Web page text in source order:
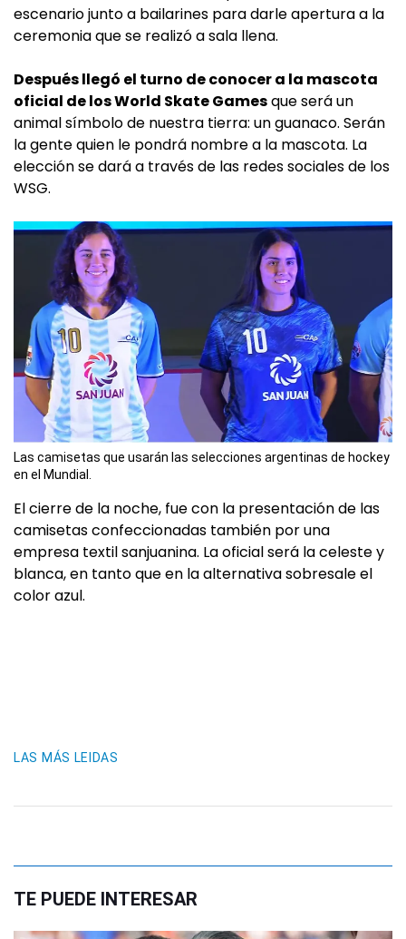
escenario junto a bailarines para darle apertura a la
ceremonia que se realizó a sala llena.
Después llegó el turno de conocer a la mascota
oficial de los World Skate Gamesque será un
animal símbolo de nuestra tierra: un guanaco. Serán
la gente quien le pondrá nombre a la mascota. La
elección se dará a través de las redes sociales de los
WSG.
Las camisetas que usarán las selecciones argentinas de hockey
en el Mundial.
El cierre de la noche, fue con la presentación de las
camisetas confeccionadas también por una
empresa textil sanjuanina. La oficial será la celeste y
blanca, en tanto que en la alternativa sobresale el
color azul.
LAS MÁS LEIDAS
TE PUEDE INTERESAR